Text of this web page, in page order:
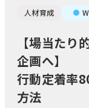
人材育成
【場当たり
企画へ】
行動定着率
方法